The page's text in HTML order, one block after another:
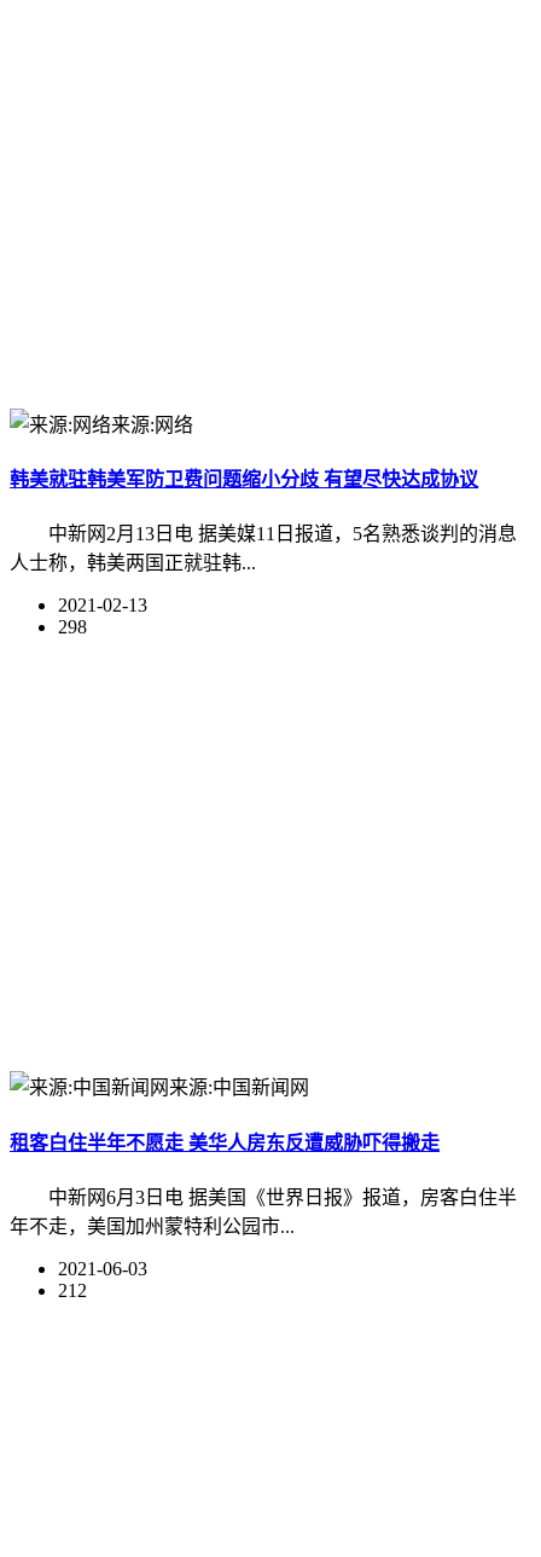
来源:网络
韩美就驻韩美军防卫费问题缩小分歧 有望尽快达成协议
中新网2月13日电 据美媒11日报道，5名熟悉谈判的消息
人士称，韩美两国正就驻韩...
2021-02-13
298
来源:中国新闻网
租客白住半年不愿走 美华人房东反遭威胁吓得搬走
中新网6月3日电 据美国《世界日报》报道，房客白住半
年不走，美国加州蒙特利公园市...
2021-06-03
212